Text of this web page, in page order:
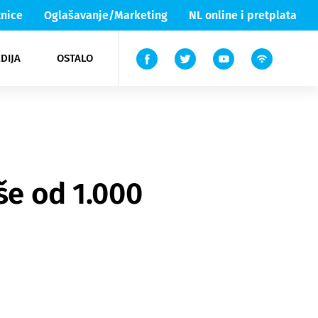
Oglašavanje/Marketing NL online i pretplata
OSTALO
Lika & Senj
TV
od 1.000